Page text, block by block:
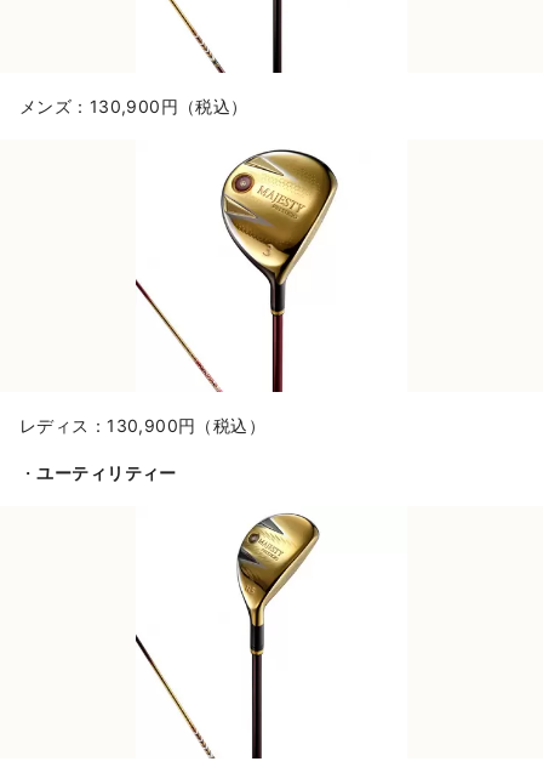
メンズ：130,900円（税込）
レディス：130,900円（税込）
・ユーティリティー